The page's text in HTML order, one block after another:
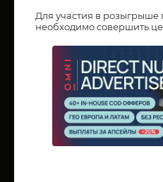
Для участия в розыгрыше
необходимо совершить